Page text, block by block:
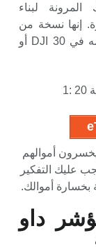
لبناء
إنها نسخة من
الاستراتيجيات المربحة. لذلك يمكن استخدامه في DJI 30 أو
أموالهم
عليك التفكير
بخسارة أموالك.
داو